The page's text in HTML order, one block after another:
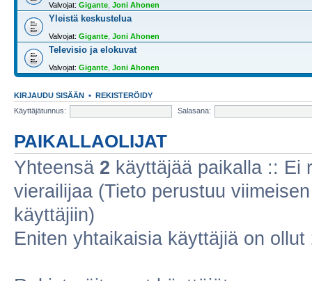
Valvojat: Gigante Joni Ahonen
Yleistä keskustelua
Valvojat: Gigante Joni Ahonen
Televisio ja elokuvat
Valvojat: Gigante Joni Ahonen
KIRJAUDU SISÄÄN • REKISTERÖIDY
Käyttäjätunnus:
Salasana:
PAIKALLAOLIJAT
Yhteensä 2 käyttäjää paikalla :: Ei
vierailijaa (Tieto perustuu
käyttäjiin)
Eniten yhtaikaisia käyttäjiä on ollut